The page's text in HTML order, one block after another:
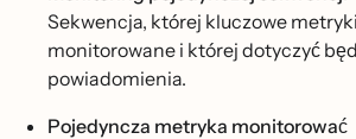
Sekwencja, której kluczowe
monitorowane i której dotyczyć
powiadomienia.
Pojedyncza metryka monitorować